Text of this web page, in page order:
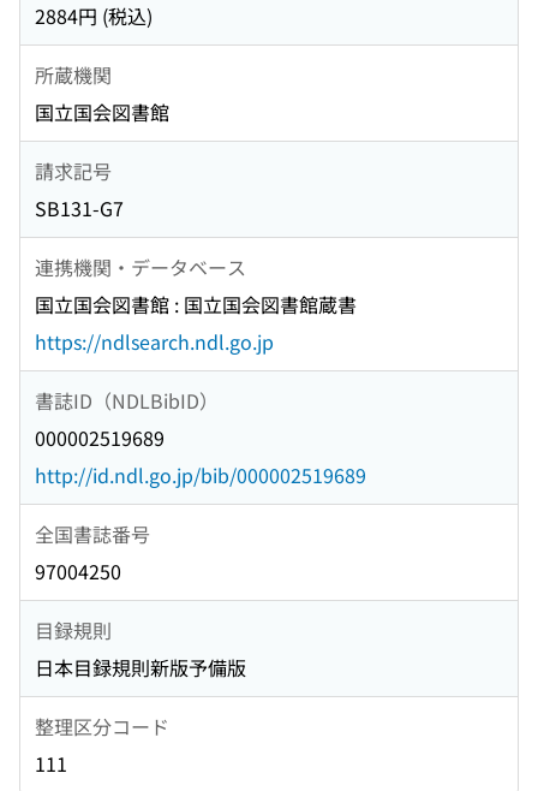
2884円 (税込)
所蔵機関
国立国会図書館
請求記号
SB131-G7
連携機関・データベース
国立国会図書館 : 国立国会図書館蔵書
https://ndlsearch.ndl.go.jp
書誌ID（NDLBibID）
000002519689
http://id.ndl.go.jp/bib/000002519689
全国書誌番号
97004250
目録規則
日本目録規則新版予備版
整理区分コード
111